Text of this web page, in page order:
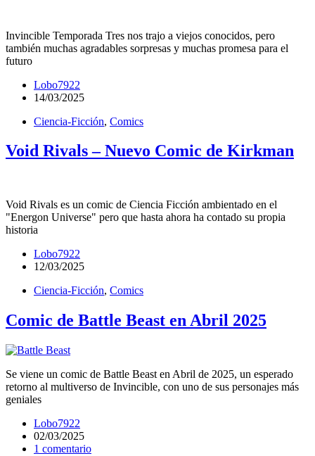
Invincible Temporada Tres nos trajo a viejos conocidos, pero
también muchas agradables sorpresas y muchas promesa para el
futuro
Lobo7922
14/03/2025
Ciencia-Ficción, Comics
Void Rivals – Nuevo Comic de Kirkman
Void Rivals es un comic de Ciencia Ficción ambientado en el
"Energon Universe" pero que hasta ahora ha contado su propia
historia
Lobo7922
12/03/2025
Ciencia-Ficción, Comics
Comic de Battle Beast en Abril 2025
Se viene un comic de Battle Beast en Abril de 2025, un esperado
retorno al multiverso de Invincible, con uno de sus personajes más
geniales
Lobo7922
02/03/2025
1 comentario